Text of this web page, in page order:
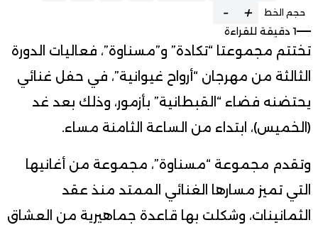
حجم الخط +
-
1 دقيقة للقراءة
تختتم مجموعتا “تكادة” و”مسناوة”، فعاليات الدورة
الثالثة من مهرجان “أرواح غيوانية”، في حفل غنائي
يحتضنه فضاء “القبطانية” بأزمور، وذلك بعد غد
(الخميس)، ابتداء من الساعة الثامنة مساء.
وتقدم مجموعة “مسناوة”، مجموعة من أغانيها
التي تميز مسارها الغنائي الممتد منذ عقد
الثمانينات، وشكلت بها قاعدة جماهيرية من العشاق